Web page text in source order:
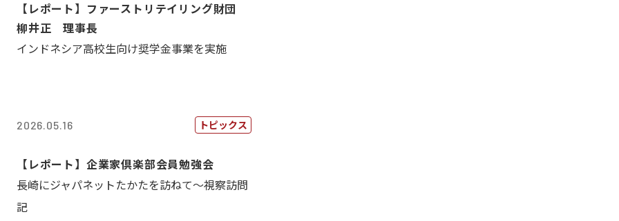
【レポート】ファーストリテイリング財団
柳井正 理事長
インドネシア高校生向け奨学金事業を実施
2026.05.16 トピックス
【レポート】企業家倶楽部会員勉強会
長崎にジャパネットたかたを訪ねて～視察訪問
記